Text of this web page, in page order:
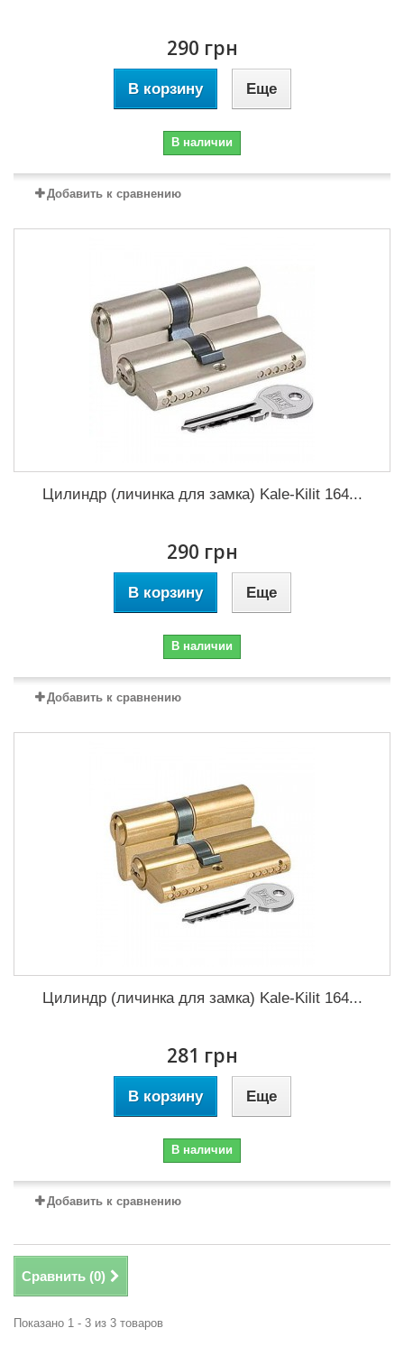
290 грн
В корзину Еще
В наличии
Добавить к сравнению
Цилиндр (личинка для замка) Kale-Kilit 164...
290 грн
В корзину Еще
В наличии
Добавить к сравнению
Цилиндр (личинка для замка) Kale-Kilit 164...
281 грн
В корзину Еще
В наличии
Добавить к сравнению
Сравнить (0)
Показано 1 - 3 из 3 товаров